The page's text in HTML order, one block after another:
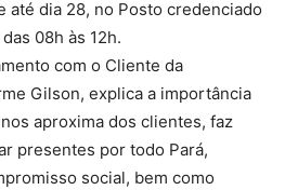
até dia 28, no Posto credenciado
08h às 12h.
com o Cliente da
Gilson, explica a importância
aproxima dos clientes, faz
presentes por todo Pará,
social, bem como